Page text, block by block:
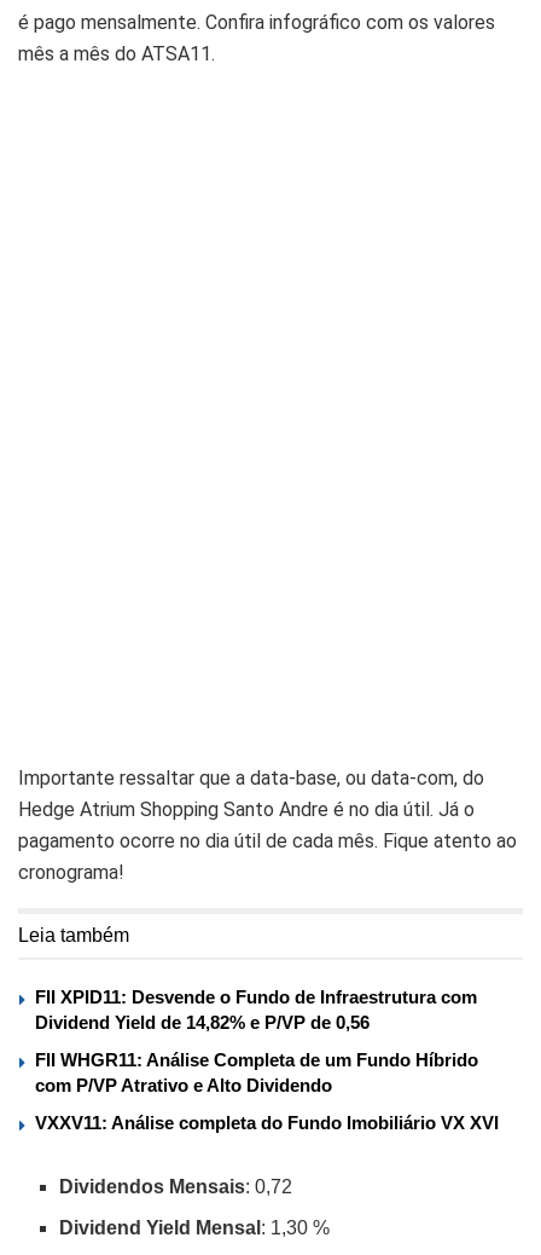
é pago mensalmente. Confira infográfico com os valores
mês a mês do ATSA11.
Importante ressaltar que a data-base, ou data-com, do
Hedge Atrium Shopping Santo Andre é no dia útil. Já o
pagamento ocorre no dia útil de cada mês. Fique atento ao
cronograma!
Leia também
FII XPID11: Desvende o Fundo de Infraestrutura com
Dividend Yield de 14,82% e P/VP de 0,56
FII WHGR11: Análise Completa de um Fundo Híbrido
com P/VP Atrativo e Alto Dividendo
VXXV11: Análise completa do Fundo Imobiliário VX XVI
Dividendos Mensais: 0,72
Dividend Yield Mensal : 1,30 %